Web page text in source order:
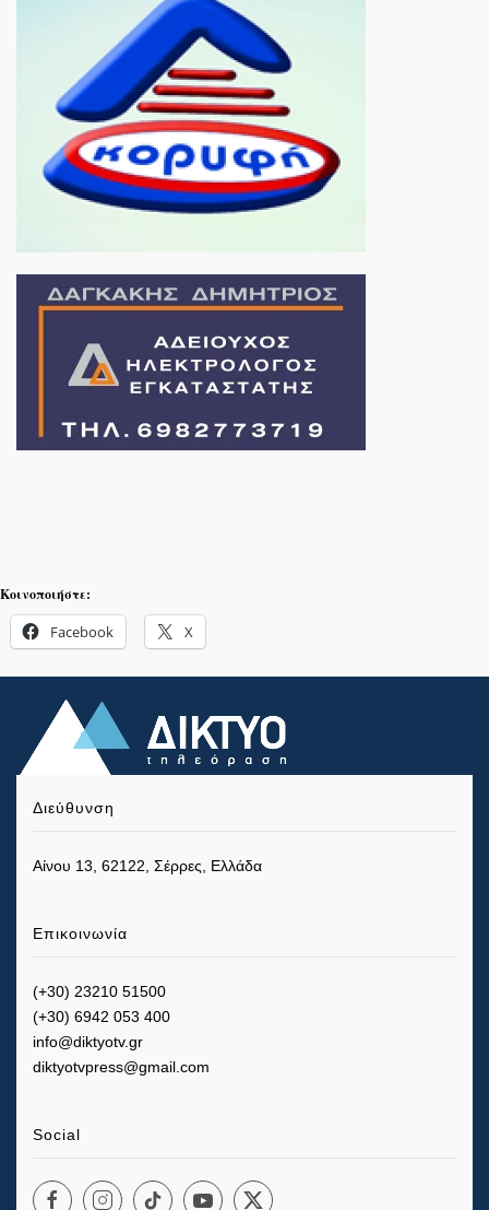
Κοινοποιήστε:
Facebook X
Διεύθυνση
Αίνου 13, 62122, Σέρρες, Ελλάδα
Επικοινωνία
(+30) 23210 51500
(+30) 6942 053 400
info@diktyotv.gr
diktyotvpress@gmail.com
Social